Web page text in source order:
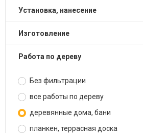
установка, нанесение
изготовление
работа по дереву
Без фильтрации
все работы по дереву
деревянные дома, бани
планкен, террасная доска